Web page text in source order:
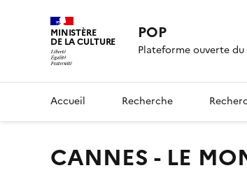
MINISTÈRE
DE LA CULTURE POP
Plateforme ouverte
Accueil Recherche
CANNES - LE